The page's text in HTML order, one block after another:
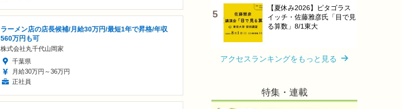
ラーメン店の店長候補/月給30万円/最短1年で昇格/年収
560万円も可
株式会社丸千代山岡家
千葉県
月給30万円～36万円
正社員
【夏休み2026】ピタゴラス
イッチ・佐藤雅彦氏「目で見
る算数」8/1東大
アクセスランキングをもっと見る
特集・連載